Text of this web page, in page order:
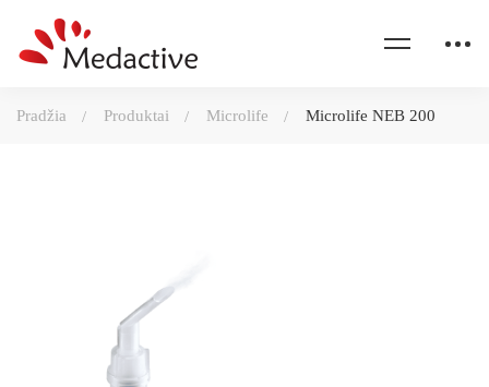
Pradžia Produktai Microlife Microlife NEB 200